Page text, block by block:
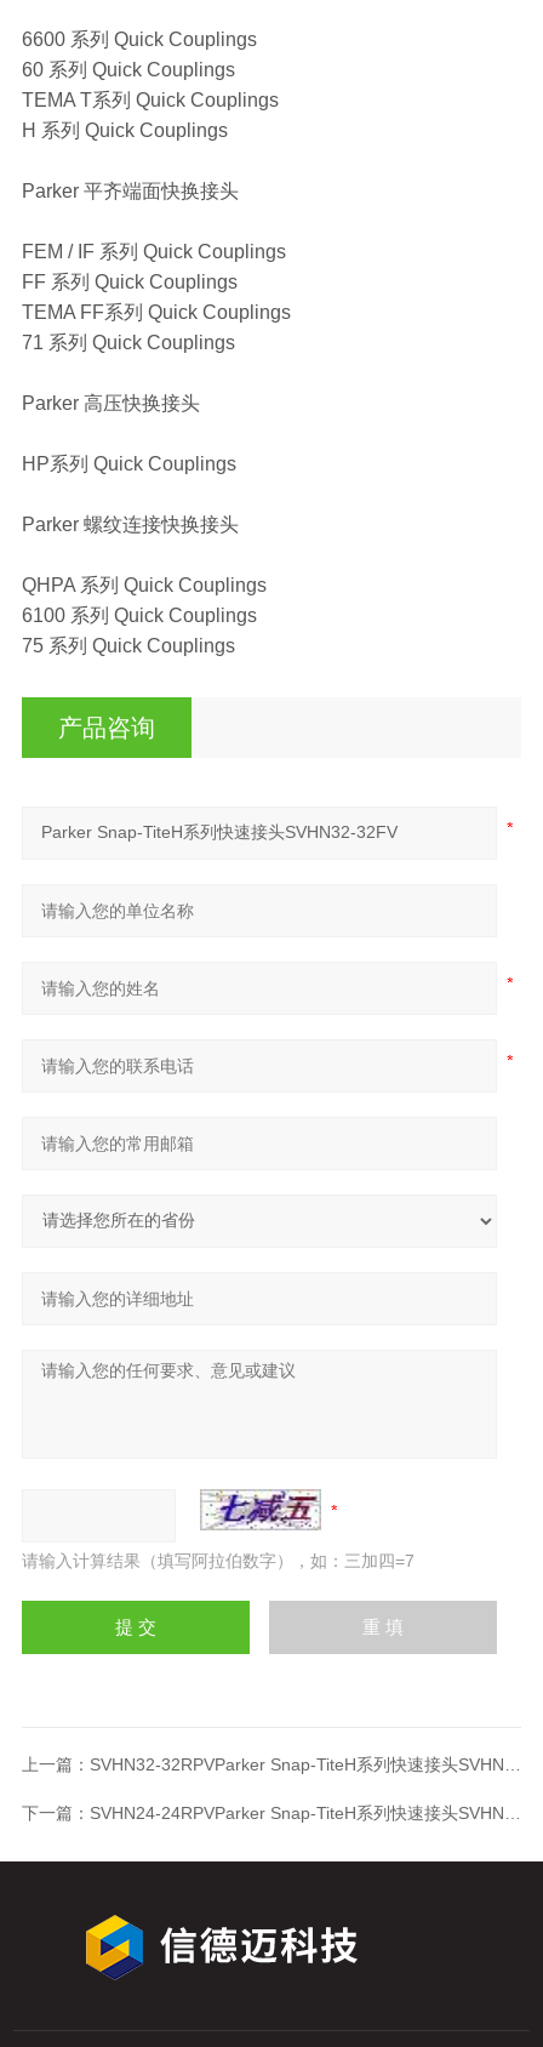
6600 系列 Quick Couplings
60 系列 Quick Couplings
TEMA T系列 Quick Couplings
H 系列 Quick Couplings
Parker 平齐端面快换接头
FEM / IF 系列 Quick Couplings
FF 系列 Quick Couplings
TEMA FF系列 Quick Couplings
71 系列 Quick Couplings
Parker 高压快换接头
HP系列 Quick Couplings
Parker 螺纹连接快换接头
QHPA 系列 Quick Couplings
6100 系列 Quick Couplings
75 系列 Quick Couplings
产品咨询
请输入计算结果（填写阿拉伯数字），如：三加四=7
上一篇： SVHN32-32RPVParker Snap-TiteH系列快速接头SVHN32-32RPV
下一篇： SVHN24-24RPVParker Snap-TiteH系列快速接头SVHN24-24RPV